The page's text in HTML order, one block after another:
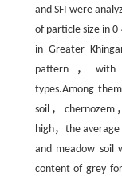
and SFI were
of particle size in
in Greater
pattern，with
types.Among
soil，chernozem
high，the
and meadow soil
content of grey